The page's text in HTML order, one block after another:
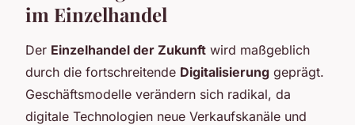
im Einzelhandel
Der Einzelhandel der Zukunft wird maßgeblich
durch die fortschreitende Digitalisierung geprägt.
Geschäftsmodelle verändern sich radikal, da
digitale Technologien neue Verkaufskanäle und